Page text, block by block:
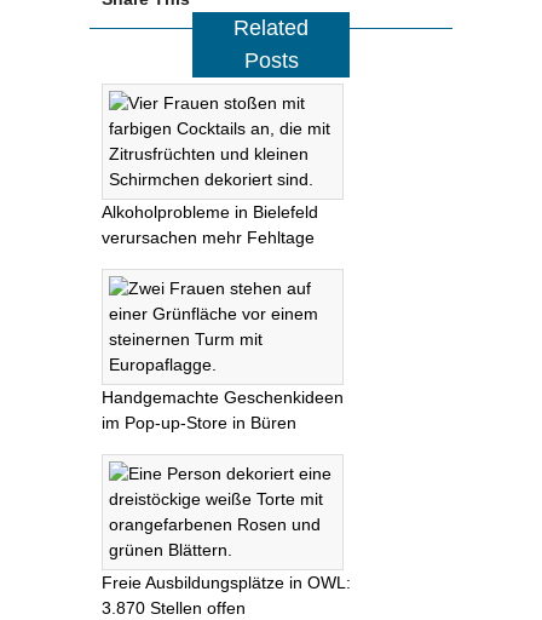
Related
Posts
Alkoholprobleme in Bielefeld
verursachen mehr Fehltage
Handgemachte Geschenkideen
im Pop-up-Store in Büren
Freie Ausbildungsplätze in OWL:
3.870 Stellen offen